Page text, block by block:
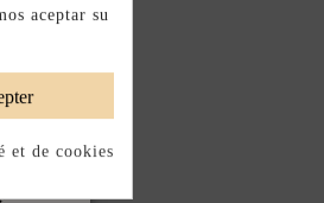
aceptar su
et de cookies